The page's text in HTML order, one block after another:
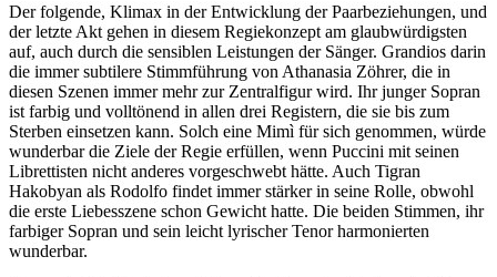
Der folgende, Klimax in der Entwicklung der Paarbeziehungen, und
der letzte Akt gehen in diesem Regiekonzept am glaubwürdigsten
auf, auch durch die sensiblen Leistungen der Sänger. Grandios darin
die immer subtilere Stimmführung von Athanasia Zöhrer, die in
diesen Szenen immer mehr zur Zentralfigur wird. Ihr junger Sopran
ist farbig und volltönend in allen drei Registern, die sie bis zum
Sterben einsetzen kann. Solch eine Mimì für sich genommen, würde
wunderbar die Ziele der Regie erfüllen, wenn Puccini mit seinen
Librettisten nicht anderes vorgeschwebt hätte. Auch Tigran
Hakobyan als Rodolfo findet immer stärker in seine Rolle, obwohl
die erste Liebesszene schon Gewicht hatte. Die beiden Stimmen, ihr
farbiger Sopran und sein leicht lyrischer Tenor harmonierten
wunderbar.